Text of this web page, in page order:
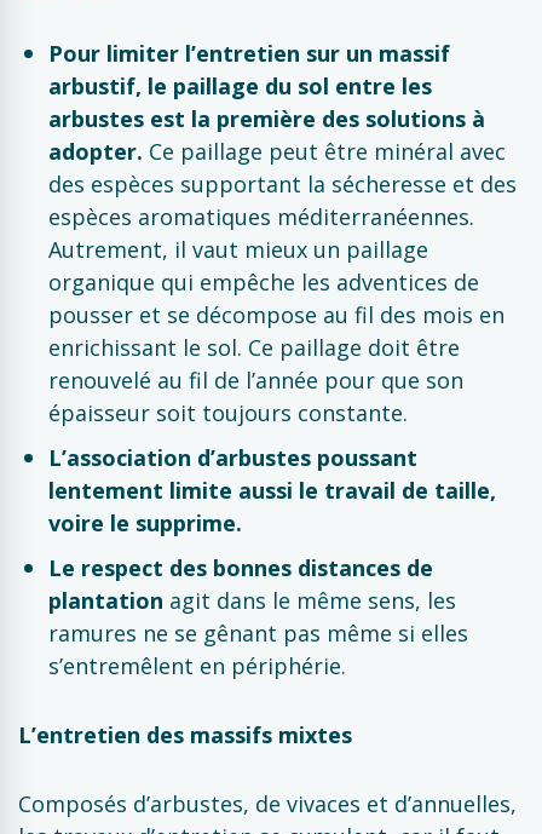
Pour limiter l’entretien sur un massif
arbustif, le paillage du sol entre les
arbustes est la première des solutions à
adopter. Ce paillage peut être minéral avec
des espèces supportant la sécheresse et des
espèces aromatiques méditerranéennes.
Autrement, il vaut mieux un paillage
organique qui empêche les adventices de
pousser et se décompose au fil des mois en
enrichissant le sol. Ce paillage doit être
renouvelé au fil de l’année pour que son
épaisseur soit toujours constante.
L’association d’arbustes poussant
lentement limite aussi le travail de taille,
voire le supprime.
Le respect des bonnes distances de
plantation agit dans le même sens, les
ramures ne se gênant pas même si elles
s’entremêlent en périphérie.
L’entretien des massifs mixtes
Composés d’arbustes, de vivaces et d’annuelles,